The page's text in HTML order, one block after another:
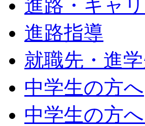
進路・キャ
進路指導
就職先・進
中学生の方へ
中学生の方